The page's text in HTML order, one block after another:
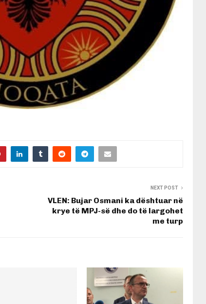
NEXT POST
VLEN: Bujar Osmani ka dështuar në
krye të MPJ-së dhe do të largohet
me turp